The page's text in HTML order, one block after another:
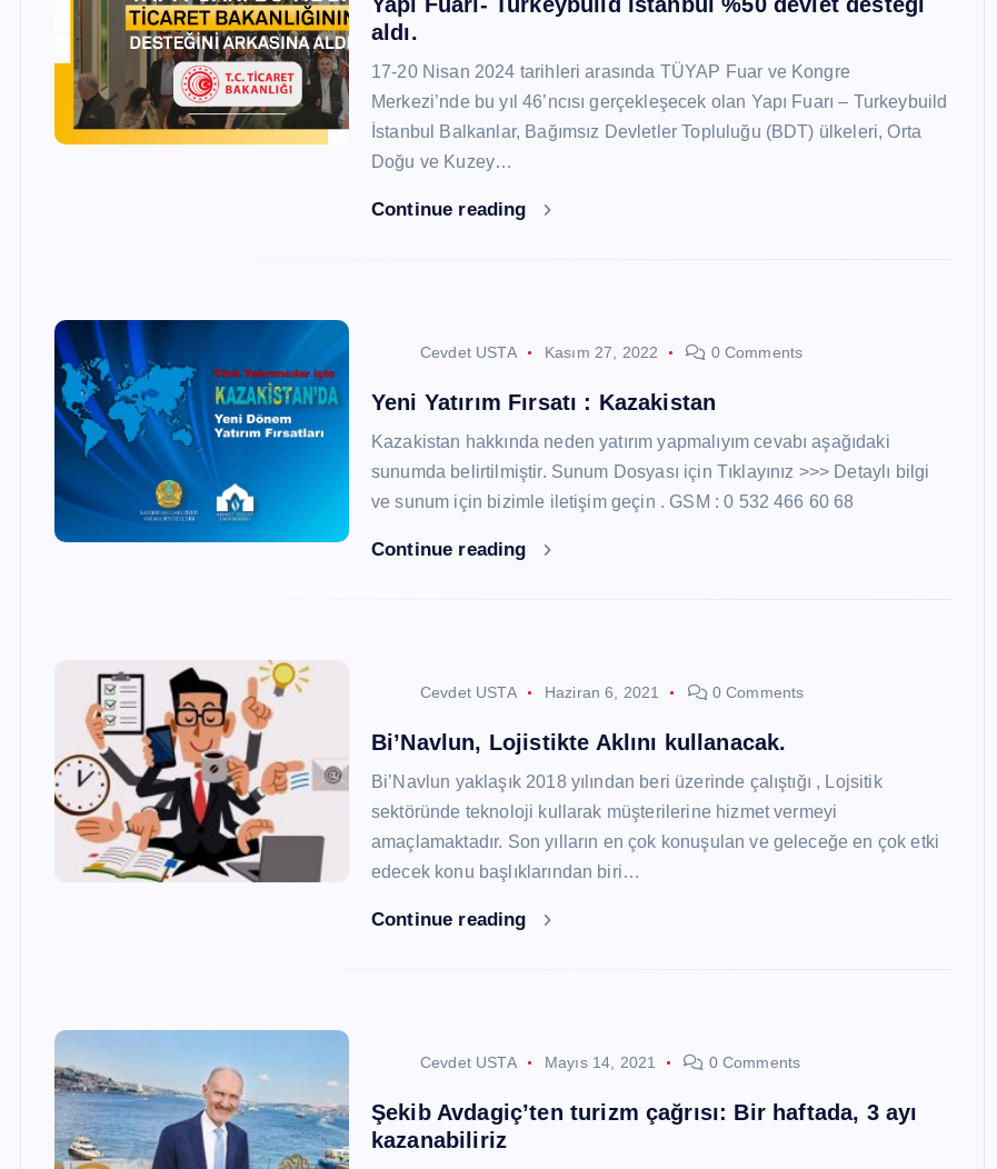
aldı.
17-20 Nisan 2024 tarihleri arasında TÜYAP Fuar ve Kongre
Merkezi’nde bu yıl 46’ncısı gerçekleşecek olan Yapı Fuarı – Turkeybuild
İstanbul Balkanlar, Bağımsız Devletler Topluluğu (BDT) ülkeleri, Orta
Doğu ve Kuzey…
Continue reading
Cevdet USTA Kasım 27, 2022 0 Comments
Yeni Yatırım Fırsatı : Kazakistan
Kazakistan hakkında neden yatırım yapmalıyım cevabı aşağıdaki
sunumda belirtilmiştir. Sunum Dosyası için Tıklayınız >>> Detaylı bilgi
ve sunum için bizimle iletişim geçin . GSM : 0 532 466 60 68
Continue reading
Cevdet USTA Haziran 6, 2021 0 Comments
Bi’Navlun, Lojistikte Aklını kullanacak.
Bi’Navlun yaklaşık 2018 yılından beri üzerinde çalıştığı , Lojsitik
sektöründe teknoloji kullarak müşterilerine hizmet vermeyi
amaçlamaktadır. Son yılların en çok konuşulan ve geleceğe en çok etki
edecek konu başlıklarından biri…
Continue reading
Cevdet USTA Mayıs 14, 2021 0 Comments
Şekib Avdagiç’ten turizm çağrısı: Bir haftada, 3 ayı
kazanabiliriz